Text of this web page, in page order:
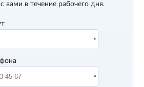
вами в течение рабочего дня.